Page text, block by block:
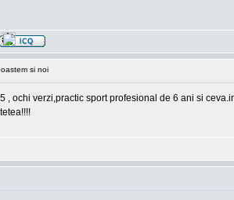
si noi
, ochi verzi,practic sport profesional de 6 ani si